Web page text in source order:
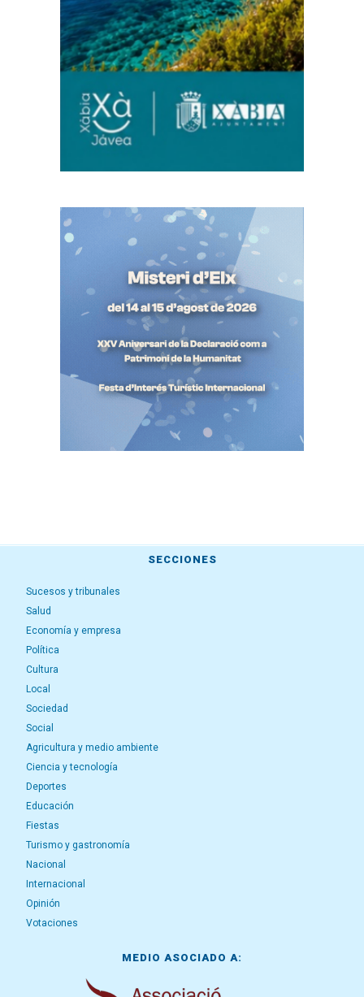
SECCIONES
Sucesos y tribunales
Salud
Economía y empresa
Política
Cultura
Local
Sociedad
Social
Agricultura y medio ambiente
Ciencia y tecnología
Deportes
Educación
Fiestas
Turismo y gastronomía
Nacional
Internacional
Opinión
Votaciones
MEDIO ASOCIADO A: